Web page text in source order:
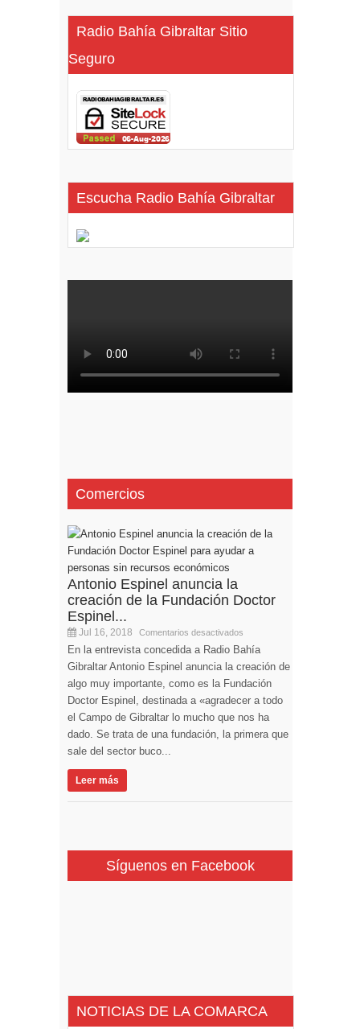
Radio Bahía Gibraltar Sitio
Seguro
Escucha Radio Bahía Gibraltar
Comercios
Antonio Espinel anuncia la
creación de la Fundación Doctor
Espinel...
Jul 16, 2018 Comentarios desactivados
En la entrevista concedida a Radio Bahía
Gibraltar Antonio Espinel anuncia la creación de
algo muy importante, como es la Fundación
Doctor Espinel, destinada a «agradecer a todo
el Campo de Gibraltar lo mucho que nos ha
dado. Se trata de una fundación, la primera que
sale del sector buco...
Leer más
Síguenos en Facebook
NOTICIAS DE LA COMARCA